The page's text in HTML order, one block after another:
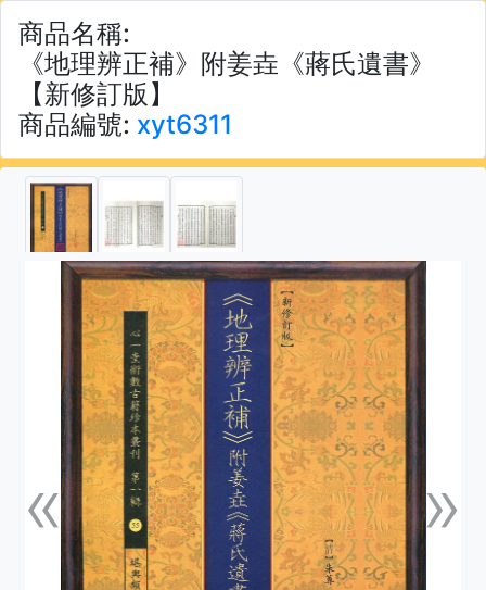
商品名稱:
《地理辨正補》附姜垚《蔣氏遺書》
【新修訂版】
商品編號: xyt6311
«
上一張 »下一